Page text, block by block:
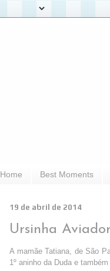
Home Best Moments
19 de abril de 2014
Ursinha
A mamãe Tatiana, de São
1º aninho da Duda e